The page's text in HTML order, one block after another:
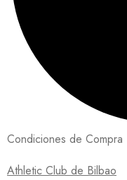
Condiciones de Compra
Athletic Club de Bilbao